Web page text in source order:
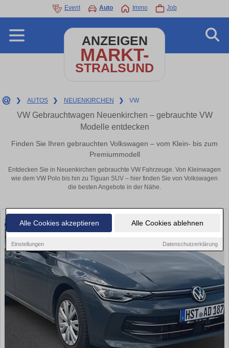
Alle Cookies akzeptieren Alle Cookies ablehnen
Einstellungen Datenschutzerklärung
Event Auto Immo Job
ANZEIGEN
MARKT-
STRALSUND
❯ AUTOS ❯ NEUENKIRCHEN ❯ VW
VW Gebrauchtwagen Neuenkirchen – gebrauchte VW
Modelle entdecken
Finden Sie Ihren gebrauchten Volkswagen – vom Klein- bis zum
Premiummodell
Entdecken Sie in Neuenkirchen gebrauchte VW Fahrzeuge. Von Kleinwagen
wie dem VW Polo bis hin zu Tiguan SUV – hier finden Sie von Volkswagen
die besten Angebote in der Nähe.